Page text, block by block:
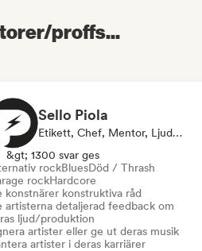
proffs...
Sello Piola
Etikett, Chef, Mentor, Ljudexpert
&gt; 1300 svar ges
rockBluesDöd / Thrash
rockHardcore
konstnärer konstruktiva råd
artisterna detaljerad feedback om
ljud/produktion
artister eller ge ut deras musik
artister i deras karriärer